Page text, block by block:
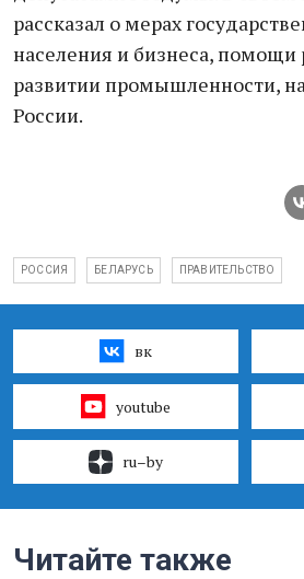
рассказал о мерах
населения и бизнеса, помощи
развитии промышленности,
России.
РОССИЯ БЕЛАРУСЬ ПРАВИТЕЛЬСТВО
вк
youtube
ru–by
Читайте также